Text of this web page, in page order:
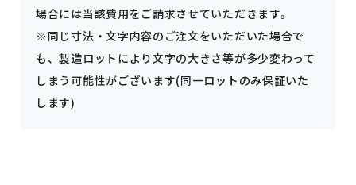
場合には当該費用をご請求させていただきます。
※同じ寸法・文字内容のご注文をいただいた場合で
も、製造ロットにより文字の大きさ等が多少変わって
しまう可能性がございます(同一ロットのみ保証いた
します)